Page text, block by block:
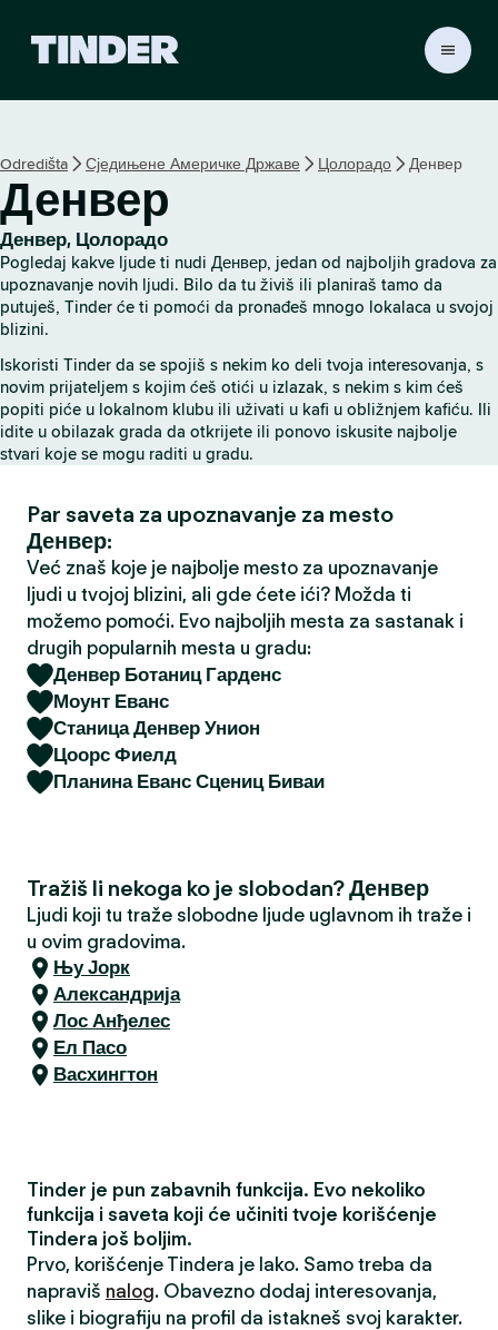
r
e
t
n
t
r
a
n
a
Odredišta Сједињене Америчке Државе Цолорадо Денвер
Денвер
Денвер, Цолорадо
Pogledaj kakve ljude ti nudi Денвер, jedan od najboljih gradova za
upoznavanje novih ljudi. Bilo da tu živiš ili planiraš tamo da
putuješ, Tinder će ti pomoći da pronađeš mnogo lokalaca u svojoj
blizini.
Iskoristi Tinder da se spojiš s nekim ko deli tvoja interesovanja, s
novim prijateljem s kojim ćeš otići u izlazak, s nekim s kim ćeš
popiti piće u lokalnom klubu ili uživati u kafi u obližnjem kafiću. Ili
idite u obilazak grada da otkrijete ili ponovo iskusite najbolje
stvari koje se mogu raditi u gradu.
Par saveta za upoznavanje za mesto
Денвер:
Već znaš koje je najbolje mesto za upoznavanje
ljudi u tvojoj blizini, ali gde ćete ići? Možda ti
možemo pomoći. Evo najboljih mesta za sastanak i
drugih popularnih mesta u gradu:
Денвер Ботаниц Гарденс
Моунт Еванс
Станица Денвер Унион
Цоорс Фиелд
Планина Еванс Сцениц Биваи
Tražiš li nekoga ko je slobodan? Денвер
Ljudi koji tu traže slobodne ljude uglavnom ih traže i
u ovim gradovima.
Њу Јорк
Александрија
Лос Анђелес
Ел Пасо
Васхингтон
Tinder je pun zabavnih funkcija. Evo nekoliko
funkcija i saveta koji će učiniti tvoje korišćenje
Tindera još boljim.
Prvo, korišćenje Tindera je lako. Samo treba da
napraviš nalog. Obavezno dodaj interesovanja,
slike i biografiju na profil da istakneš svoj karakter.